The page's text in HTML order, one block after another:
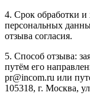
4. Срок обработки и
персональных
отзыва согласия.
5. Способ отзыва:
путём его
pr@incom.ru или
105318, г. Москва,